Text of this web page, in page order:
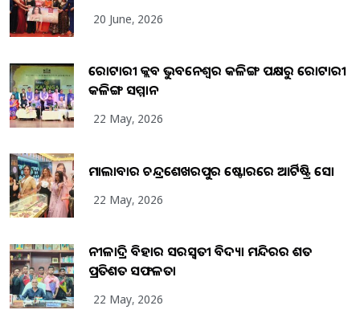
20 June, 2026
ରୋଟାରୀ କ୍ଲବ ଭୁବନେଶ୍ୱର କଳିଙ୍ଗ ପକ୍ଷରୁ ରୋଟାରୀ
କଳିଙ୍ଗ ସମ୍ମାନ
22 May, 2026
ମାଲାବାର ଚନ୍ଦ୍ରଶେଖରପୁର ଷ୍ଟୋରରେ ଆର୍ଟିଷ୍ଟ୍ରି ସୋ
22 May, 2026
ନୀଳାଦ୍ରି ବିହାର ସରସ୍ୱତୀ ବିଦ୍ୟା ମନ୍ଦିରର ଶତ
ପ୍ରତିଶତ ସଫଳତା
22 May, 2026